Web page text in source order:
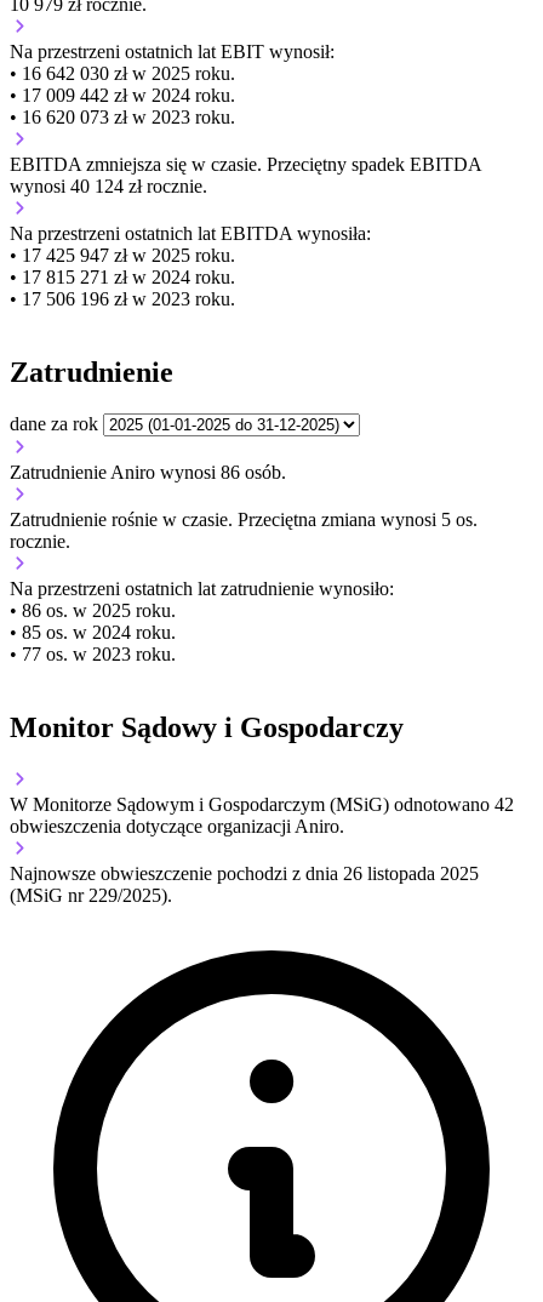
Na przestrzeni ostatnich lat EBIT wynosił:
• 16 642 030 zł w 2025 roku.
• 17 009 442 zł w 2024 roku.
• 16 620 073 zł w 2023 roku.
EBITDA zmniejsza się w czasie. Przeciętny spadek EBITDA
wynosi 40 124 zł rocznie.
Na przestrzeni ostatnich lat EBITDA wynosiła:
• 17 425 947 zł w 2025 roku.
• 17 815 271 zł w 2024 roku.
• 17 506 196 zł w 2023 roku.
Zatrudnienie
dane za rok
Zatrudnienie Aniro wynosi 86 osób.
Zatrudnienie rośnie w czasie. Przeciętna zmiana wynosi 5 os.
rocznie.
Na przestrzeni ostatnich lat zatrudnienie wynosiło:
• 86 os. w 2025 roku.
• 85 os. w 2024 roku.
• 77 os. w 2023 roku.
Monitor Sądowy i Gospodarczy
W Monitorze Sądowym i Gospodarczym (MSiG) odnotowano 42
obwieszczenia dotyczące organizacji Aniro.
Najnowsze obwieszczenie pochodzi z dnia 26 listopada 2025
(MSiG nr 229/2025).